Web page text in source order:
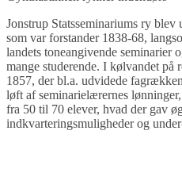
Jonstrup Statsseminariums ry blev
som var forstander 1838-68,
landets toneangivende seminarier
mange studerende. I kølvandet på
1857, der bl.a. udvidede
løft af seminarielærernes
fra 50 til 70 elever, hvad der gav
indkvarteringsmuligheder og